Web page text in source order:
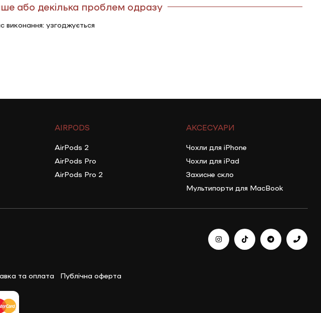
або декілька проблем одразу
виконання: узгоджується
AIRPODS
AirPods 2
AirPods Pro
AirPods Pro 2
АКСЕСУАРИ
Чохли для iPhone
Чохли для iPad
Захисне скло
Мультипорти для MacBook
та оплата Публічна оферта